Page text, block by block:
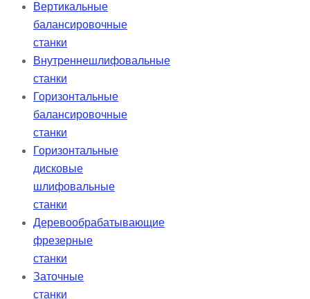
Вертикальные
балансировочные
станки
Внутреннешлифовальные
станки
Горизонтальные
балансировочные
станки
Горизонтальные
дисковые
шлифовальные
станки
Деревообрабатывающие
фрезерные
станки
Заточные
станки